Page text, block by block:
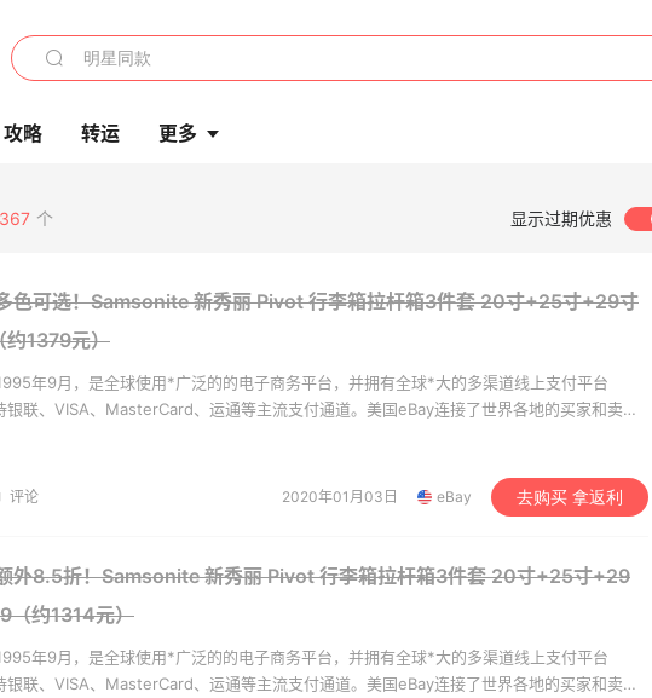
攻略 转运 更多
367 个 显示过期优惠
色可选！Samsonite 新秀丽 Pivot 行李箱拉杆箱3件套 20寸+25寸+29寸
1379元）
年9月，是全球使用*广泛的的电子商务平台，并拥有全球*大的多渠道线上支付平台
银联、VISA、MasterCard、运通等主流支付通道。美国eBay连接了世界各地的买家和卖
用户，让大家在享受淘遍全球的乐趣的同时，拥有一个*可靠的交易环境。
评论 2020年01月03日 eBay 去购买 拿返利
外8.5折！Samsonite 新秀丽 Pivot 行李箱拉杆箱3件套 20寸+25寸+29
（约1314元）
年9月，是全球使用*广泛的的电子商务平台，并拥有全球*大的多渠道线上支付平台
银联、VISA、MasterCard、运通等主流支付通道。美国eBay连接了世界各地的买家和卖
新热卖 关注 TOTEME、
享额外9折
Mytheresa Macy's